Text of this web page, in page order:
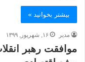
بیشتر بخوانید »
مدیر ۱۶, شهریور, ۱۳۹۹
موافقت رهبر